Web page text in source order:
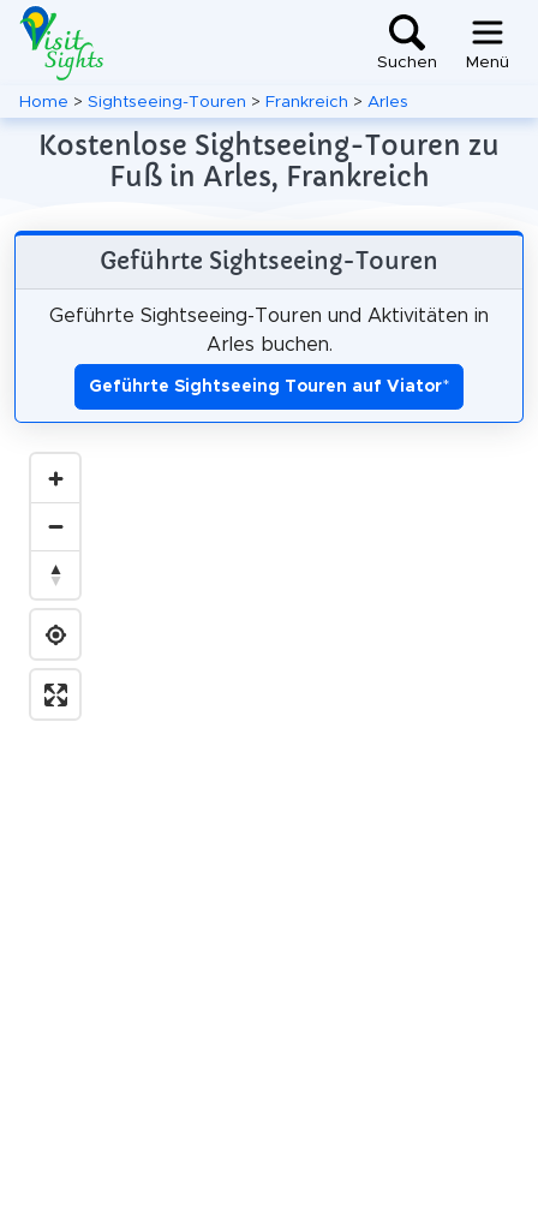
Suchen Menü
Home > Sightseeing-Touren > Frankreich > Arles
Kostenlose Sightseeing-Touren zu
Fuß in Arles, Frankreich
Geführte Sightseeing-Touren
Geführte Sightseeing-Touren und Aktivitäten in
Arles buchen.
Geführte Sightseeing Touren auf Viator*